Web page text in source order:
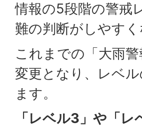
情報の5段階の警戒
難の判断がしやすく
これまでの「大雨
変更となり、レベ
ます。
「レベル3」や「